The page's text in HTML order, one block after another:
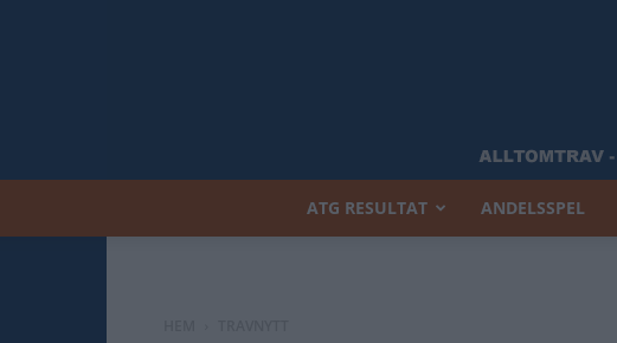
ATG RESULTAT ANDELSSPEL